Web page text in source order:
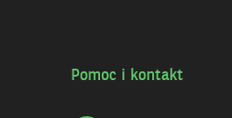
Pomoc i kontakt